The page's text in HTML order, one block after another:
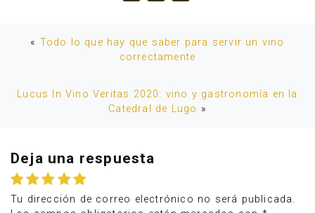
« Todo lo que hay que saber para servir un vino
correctamente
Lucus In Vino Veritas 2020: vino y gastronomía en la
Catedral de Lugo »
Deja una respuesta
Tu dirección de correo electrónico no será publicada.